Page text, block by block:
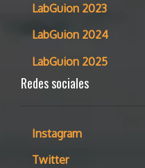
LabGuion 2023
LabGuion 2024
LabGuion 2025
Redes sociales
Instagram
Twitter